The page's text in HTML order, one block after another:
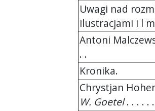
Uwagi nad
ilustracjami i l
Antoni
. .
Kronika.
Chrystjan
W. Goetel. . . . .